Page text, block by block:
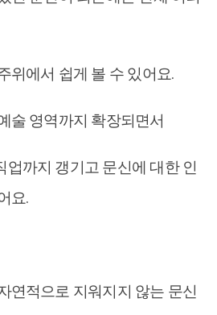
위에서 쉽게 볼 수 있어요.
술 영역까지 확장되면서
업까지 갱기고 문신에 대한 인
요.
연적으로 지워지지 않는 문신